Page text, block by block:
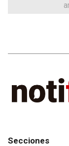
Secciones